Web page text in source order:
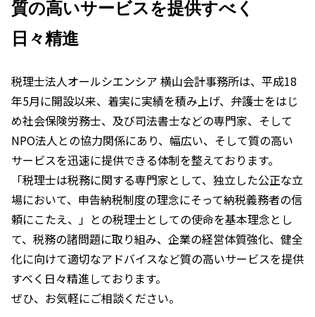
質の高いサービスを提供すべく
日々精進
税理士法人オールシエンシア 横山会計事務所は、平成18
年5月に開設以来、着実に実績を積み上げ、弁護士をはじ
め社会保険労務士、及び司法書士などの専門家、そして
NPO法人との協力関係にあり、幅広い、そして質の高い
サービスを迅速に提供できる体制を整えております。
「税理士は税務に関する専門家として、独立した公正な立
場において、申告納税制度の理念にそって納税義務者の信
頼にこたえ、」との税理士としての使命を基本理念とし
て、税務の諸問題に取り組み、企業の経営体質強化、健全
化に向けて適切なアドバイスなど質の高いサービスを提供
すべく日々精進しております。
ぜひ、お気軽にご相談ください。